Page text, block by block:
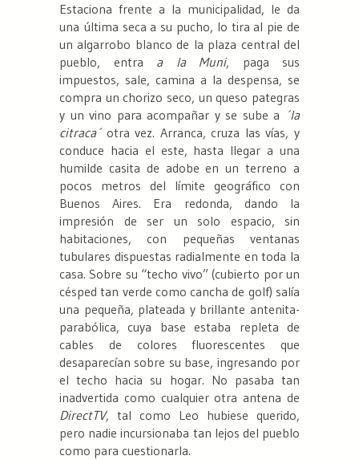
Estaciona frente a la municipalidad, le da
una última seca a su pucho, lo tira al pie de
un algarrobo blanco de la plaza central del
pueblo, entra a la Muni, paga sus
impuestos, sale, camina a la despensa, se
compra un chorizo seco, un queso pategras
y un vino para acompañar y se sube a ´la
citraca´otra vez. Arranca, cruza las vías, y
conduce hacia el este, hasta llegar a una
humilde casita de adobe en un terreno a
pocos metros del límite geográfico con
Buenos Aires. Era redonda, dando la
impresión de ser un solo espacio, sin
habitaciones, con pequeñas ventanas
tubulares dispuestas radialmente en toda la
casa. Sobre su “techo vivo” (cubierto por un
césped tan verde como cancha de golf) salía
una pequeña, plateada y brillante antenita-
parabólica, cuya base estaba repleta de
cables de colores fluorescentes que
desaparecían sobre su base, ingresando por
el techo hacia su hogar. No pasaba tan
inadvertida como cualquier otra antena de
DirectTV, tal como Leo hubiese querido,
pero nadie incursionaba tan lejos del pueblo
como para cuestionarla.